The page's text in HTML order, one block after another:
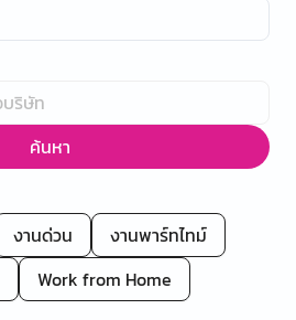
ค้นหา
งานด่วน
งานพาร์ทไทม์
Work from Home